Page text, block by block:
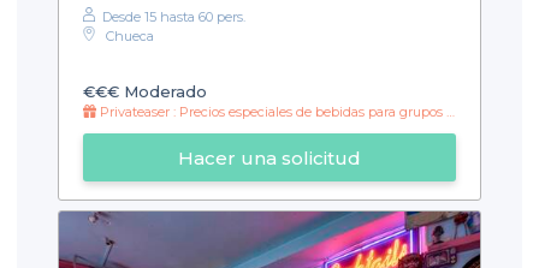
Desde 15 hasta 60 pers.
Chueca
€€€ Moderado
Privateaser : Precios especiales de bebidas para grupos toda la noche
Hacer una solicitud